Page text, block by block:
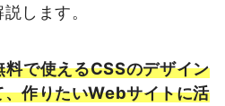
します。
料で使えるCSSのデザイン
作りたいWebサイトに活